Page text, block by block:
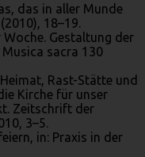
das in aller Munde
18–19.
Gestaltung der
Musica sacra 130
Rast-Stätte und
Kirche für unser
Zeitschrift der
3–5.
in: Praxis in der